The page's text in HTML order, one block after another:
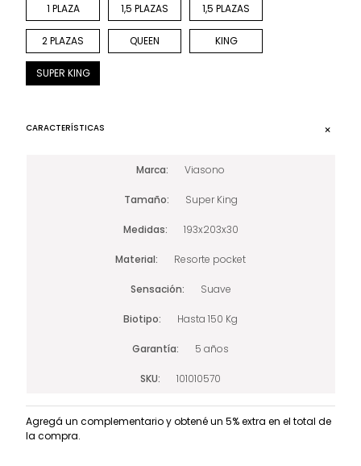
1 PLAZA
1,5 PLAZAS 1,5 PLAZAS
2 PLAZAS QUEEN KING
SUPER KING
CARACTERÍSTICAS
Marca Viasono
Tamaño Super King
Medidas 193x203x30
Material Resorte pocket
Sensación Suave
Biotipo Hasta 150 Kg
Garantía 5 años
SKU 101010570
Agregá un complementario y obtené un 5% extra en el total de
la compra.